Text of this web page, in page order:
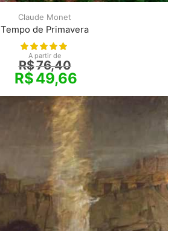
Claude Monet
Tempo de Primavera
A partir de
R$76,40
R$49,66